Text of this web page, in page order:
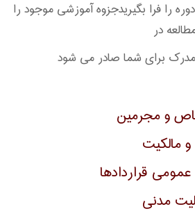
را فرا بگیریدجزوه آموزشی موجود را
در
برای شما صادر می شود
مالکیت